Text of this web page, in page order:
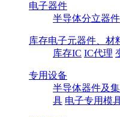
电子器件
半导体分立器件
库存电子元器件、材
库存IC IC代理
专用设备
半导体器件及
具 电子专用模